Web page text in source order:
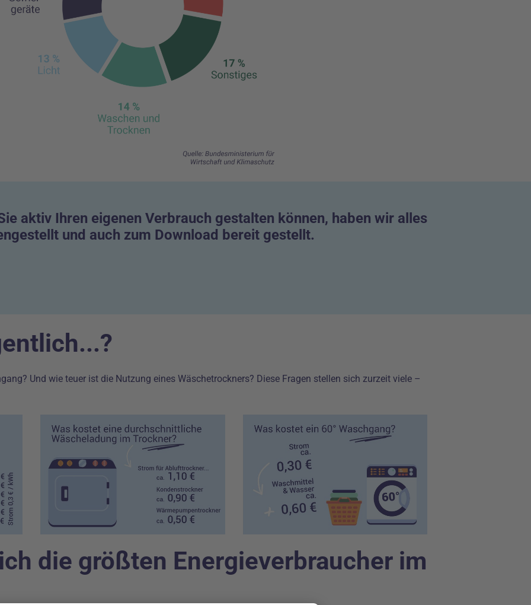
aktiv Ihren eigenen Verbrauch gestalten können, haben wir alles
und auch zum Download bereit gestellt.
Und wie teuer ist die Nutzung eines Wäschetrockners? Diese Fragen stellen sich zurzeit viele –
die größten Energieverbraucher im